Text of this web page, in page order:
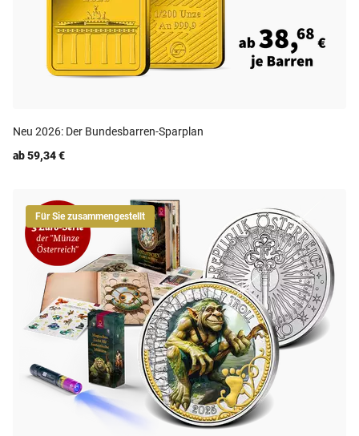
Neu 2026: Der Bundesbarren-Sparplan
ab 59,34 €
Für Sie zusammengestellt